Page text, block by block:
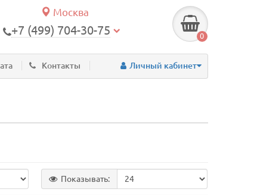
Москва
+7 (499) 704-30-75 0
Контакты Личный кабинет
Показывать: